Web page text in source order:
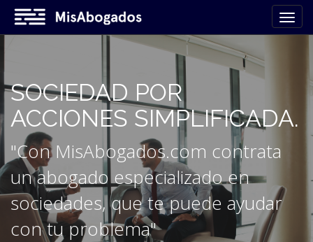
SOCIEDAD POR
ACCIONES SIMPLIFICADA.
"Con MisAbogados.com contrata
un abogado especializado en
sociedades, que te puede ayudar
con tu problema"